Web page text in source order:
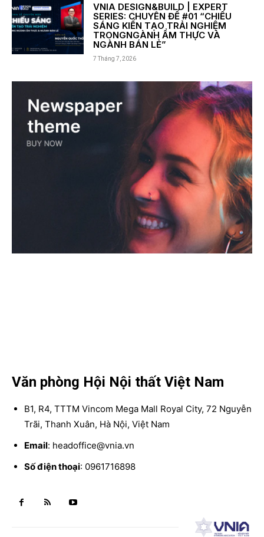
VNIA DESIGN&BUILD | EXPERT
SERIES: CHUYÊN ĐỀ #01 “CHIẾU
SÁNG KIẾN TẠO TRẢI NGHIỆM
TRONGNGÀNH ẨM THỰC VÀ
NGÀNH BÁN LẺ”
7 Tháng 7, 2026
Văn phòng Hội Nội thất Việt Nam
B1, R4, TTTM Vincom Mega Mall Royal City, 72 Nguyễn
Trãi, Thanh Xuân, Hà Nội, Việt Nam
Email: headoffice@vnia.vn
Số điện thoại: 0961716898